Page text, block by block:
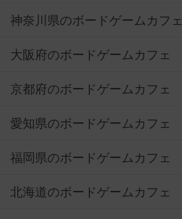
神奈川県のボードゲームカフェ
大阪府のボードゲームカフェ
京都府のボードゲームカフェ
愛知県のボードゲームカフェ
福岡県のボードゲームカフェ
北海道のボードゲームカフェ